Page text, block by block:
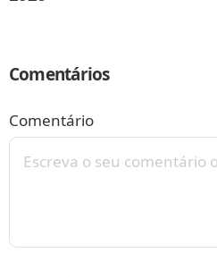
Comentários
Comentário